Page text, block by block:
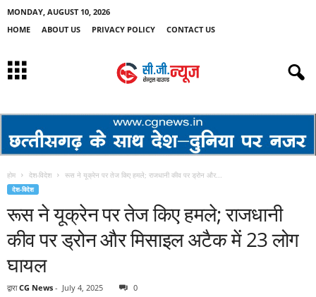
MONDAY, AUGUST 10, 2026
HOME
ABOUT US PRIVACY POLICY CONTACT US
होम देश-विदेश रूस ने यूक्रेन पर तेज किए हमले; राजधानी कीव पर ड्रोन और...
देश-विदेश
रूस ने यूक्रेन पर तेज किए हमले; राजधानी
कीव पर ड्रोन और मिसाइल अटैक में 23 लोग
घायल
द्वारा CG News - July 4, 2025 0